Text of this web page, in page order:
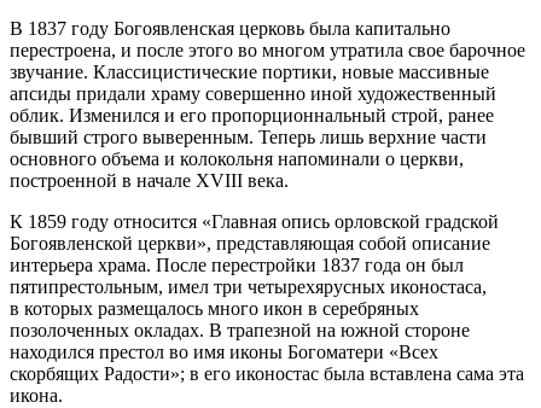
В 1837 году Богоявленская церковь была капитально
перестроена, и после этого во многом утратила свое барочное
звучание. Классицистические портики, новые массивные
апсиды придали храму совершенно иной художественный
облик. Изменился и его пропорционнальный строй, ранее
бывший строго выверенным. Теперь лишь верхние части
основного объема и колокольня напоминали о церкви,
построенной в начале XVIII века.
К 1859 году относится «Главная опись орловской градской
Богоявленской церкви», представляющая собой описание
интерьера храма. После перестройки 1837 года он был
пятипрестольным, имел три четырехярусных иконостаса,
в которых размещалось много икон в серебряных
позолоченных окладах. В трапезной на южной стороне
находился престол во имя иконы Богоматери «Всех
скорбящих Радости»; в его иконостас была вставлена сама эта
икона.